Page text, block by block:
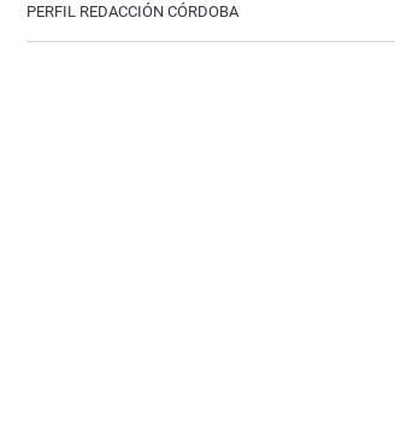
PERFIL REDACCIÓN CÓRDOBA